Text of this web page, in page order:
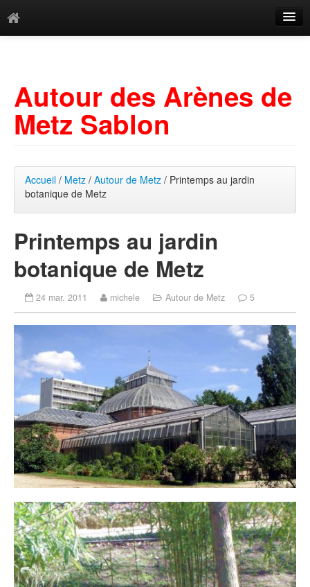
Mots-clés
Autour des Arènes de
Metz Sablon
Accueil / Metz / Autour de Metz / Printemps au jardin
botanique de Metz
Printemps au jardin
botanique de Metz
24 mar. 2011 michele Autour de Metz 5